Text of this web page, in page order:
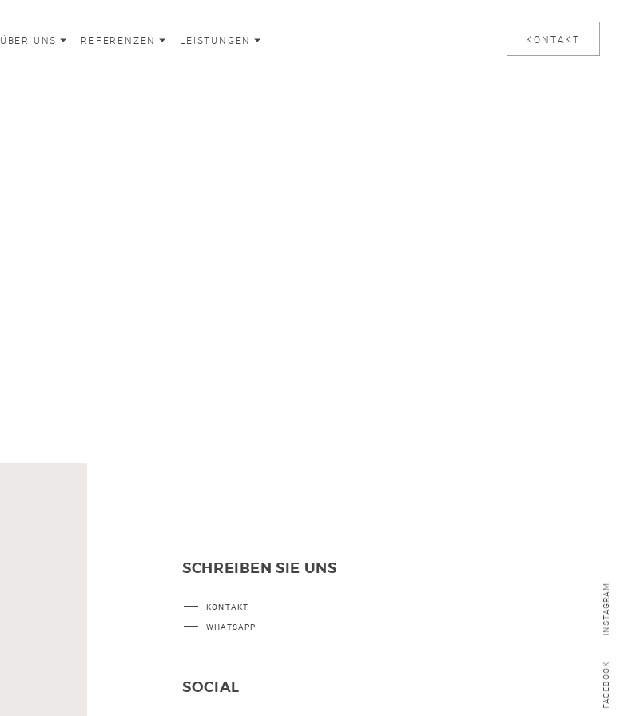
ÜBER UNS REFERENZEN LEISTUNGEN KONTAKT
FACEBOOK
INSTAGRAM
SCHREIBEN SIE UNS
KONTAKT
WHATSAPP
SOCIAL